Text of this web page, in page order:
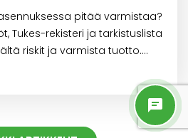
pitää varmistaa?
Tukes-rekisteri ja tarkistuslista
riskit ja varmista tuotto.